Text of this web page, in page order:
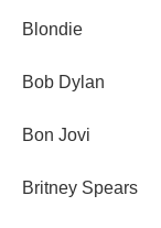
Blondie
Bob Dylan
Bon Jovi
Britney Spears